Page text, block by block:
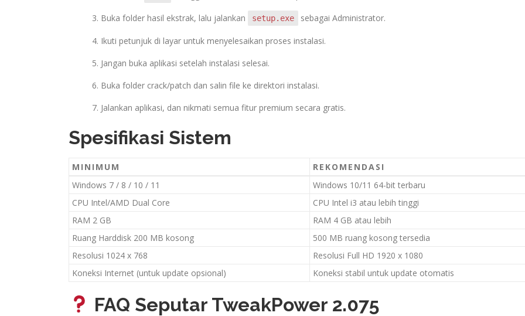
Buka folder hasil ekstrak, lalu jalankan setup.exe sebagai Administrator.
Ikuti petunjuk di layar untuk menyelesaikan proses instalasi.
Jangan buka aplikasi setelah instalasi selesai.
Buka folder crack/patch dan salin file ke direktori instalasi.
Jalankan aplikasi, dan nikmati semua fitur premium secara gratis.
Spesifikasi Sistem
MINIMUM
REKOMENDASI
Windows 7 / 8 / 10 / 11
Windows 10/11 64-bit terbaru
CPU Intel/AMD Dual Core
CPU Intel i3 atau lebih tinggi
RAM 2 GB
RAM 4 GB atau lebih
Ruang Harddisk 200 MB kosong
500 MB ruang kosong tersedia
Resolusi 1024 x 768
Resolusi Full HD 1920 x 1080
Koneksi Internet (untuk update opsional)
Koneksi stabil untuk update otomatis
FAQ Seputar TweakPower 2.075